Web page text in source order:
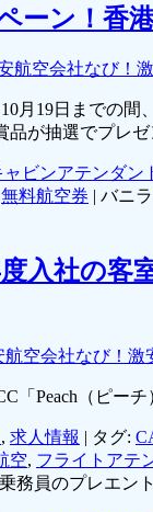
ーン！香
航空会社なび！
月19日までの
が抽選でプレゼ
ャビンアテンダン
無料航空券 | バニ
入社の
航空会社なび！激
「Peach（ピー
, 求人情報 | タグ:
空, フライトアテ
務員のプレエ